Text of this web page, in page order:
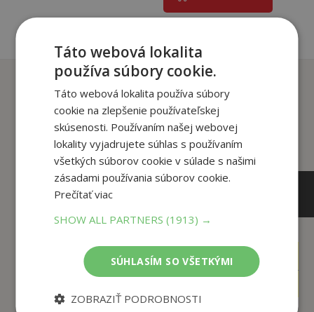
Zákazníci, ktorí si kúpili
tento titul si tiež kúpili
14,90 €
4,95
Táto webová lokalita
používa súbory cookie.
Táto webová lokalita používa súbory
cookie na zlepšenie používateľskej
skúsenosti. Používaním našej webovej
lokality vyjadrujete súhlas s používaním
všetkých súborov cookie v súlade s našimi
zásadami používania súborov cookie.
Prečítať viac
SHOW ALL PARTNERS(1913) →
SÚHLASÍM SO VŠETKÝMI
ZOBRAZIŤ PODROBNOSTI